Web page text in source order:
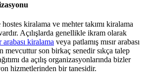
kiralama ve mehter takımı kiralama
Açılışlarda genellikle ikram olarak
arabası kiralama veya patlamış mısır arabası
mevcuttur son birkaç senedir sıkça talep
da açılış organizasyonlarında bizler
hizmetlerinden bir tanesidir.